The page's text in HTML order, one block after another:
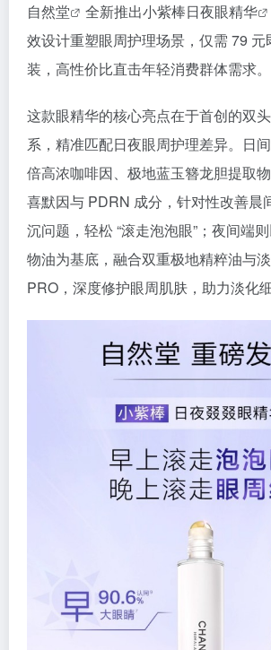
自然堂 全新推出小紫棒日夜眼精华
效设计重塑眼周护理场景，仅需 79 元
装，高性价比直击年轻消费群体需求。
这款眼精华的核心亮点在于首创的双
系，精准匹配日夜眼周护理差异。日
倍高浓咖啡因、极地蓝玉簪龙胆提取
喜默因与 PDRN 成分，针对性改善晨
沉问题，轻松 “滚走泡泡眼”；夜间端
物油为基底，融合双重极地精粹油与
PRO，深度修护眼周肌肤，助力淡化细